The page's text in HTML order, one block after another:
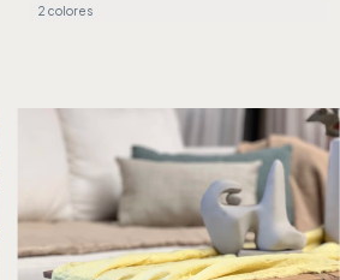
2 colores